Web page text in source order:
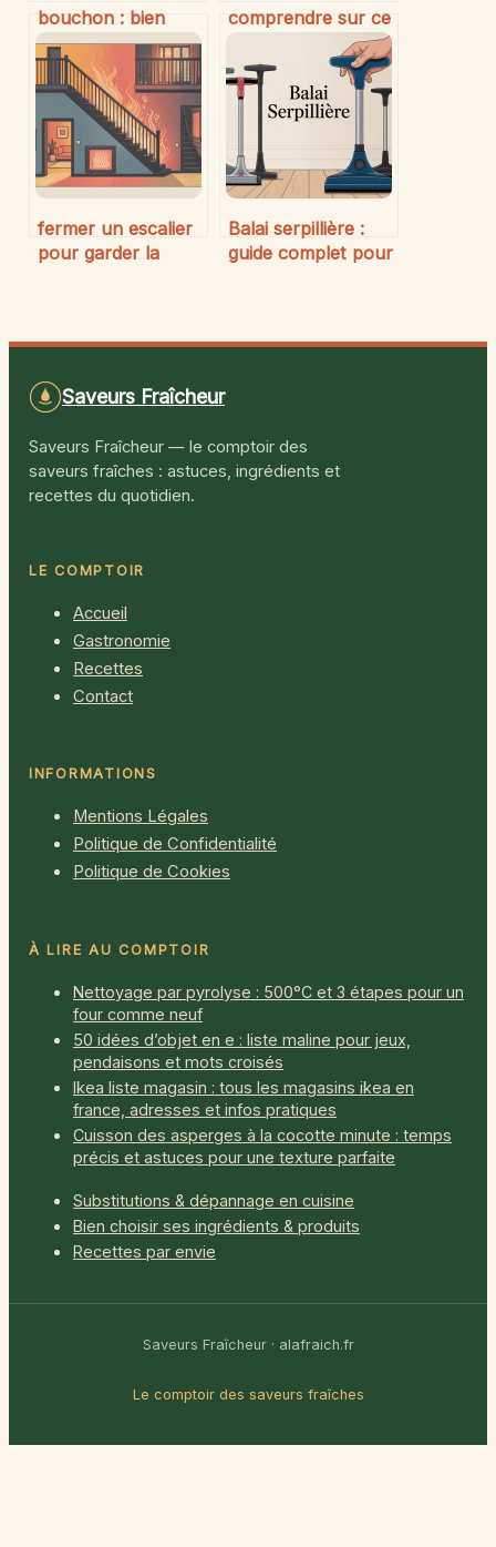
bouchon : bien
choisir son set
pour allier praticité
et élégance
comprendre sur ce
reconstitué
polyvalent
fermer un escalier
pour garder la
Balai serpillière :
guide complet pour
Saveurs Fraîcheur
Saveurs Fraîcheur — le comptoir des
saveurs fraîches : astuces, ingrédients et
recettes du quotidien.
LE COMPTOIR
Accueil
Gastronomie
Recettes
Contact
INFORMATIONS
Mentions Légales
Politique de Confidentialité
Politique de Cookies
À LIRE AU COMPTOIR
Nettoyage par pyrolyse : 500°C et 3 étapes pour un
four comme neuf
50 idées d’objet en e : liste maline pour jeux,
pendaisons et mots croisés
Ikea liste magasin : tous les magasins ikea en
france, adresses et infos pratiques
Cuisson des asperges à la cocotte minute : temps
précis et astuces pour une texture parfaite
Substitutions & dépannage en cuisine
Bien choisir ses ingrédients & produits
Recettes par envie
Saveurs Fraîcheur · alafraich.fr
Le comptoir des saveurs fraîches